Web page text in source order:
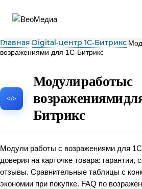
Главная Digital‑центр 1С‑Битрикс
возражениями для 1С-Битрикс
Модули работы с
возражениями
Битрикс
Модули работы с возражениями для
доверия на карточке товара:
отзывы. Сравнительные таблицы с
экономии при покупке. FAQ по